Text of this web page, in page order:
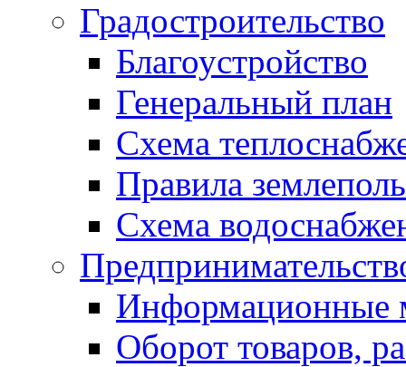
Градостроительство
Благоустройство
Генеральный план
Схема
Правила
Схема
Информационные
Оборот товаров,